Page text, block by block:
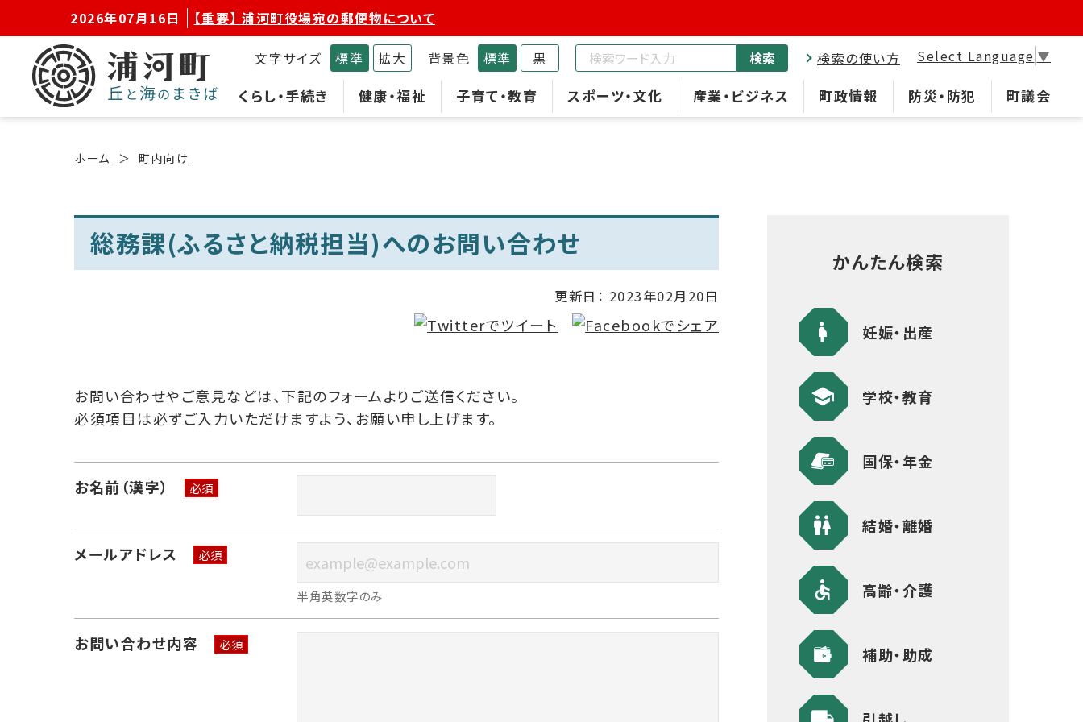
2026年07月16日 【重要】 浦河町役場宛の郵便物について
くらし・手続き 健康・福祉 子育て・教育 スポーツ・文化 産業・ビジネス 町政情報 防災・防犯 町議会
文字サイズ 標準 拡大 背景色 標準 黒 検索 検索の使い方 Select Language ▼
ホーム 町内向け
総務課(ふるさと納税担当)へのお問い合わせ
更新日： 2023年02月20日
お問い合わせやご意見などは、下記のフォームよりご送信ください。
必須項目は必ずご入力いただけますよう、お願い申し上げます。
お名前（漢字） 必須
メールアドレス 必須
半角英数字のみ
お問い合わせ内容 必須
かんたん検索
妊娠・出産
学校・教育
国保・年金
結婚・離婚
高齢・介護
補助・助成